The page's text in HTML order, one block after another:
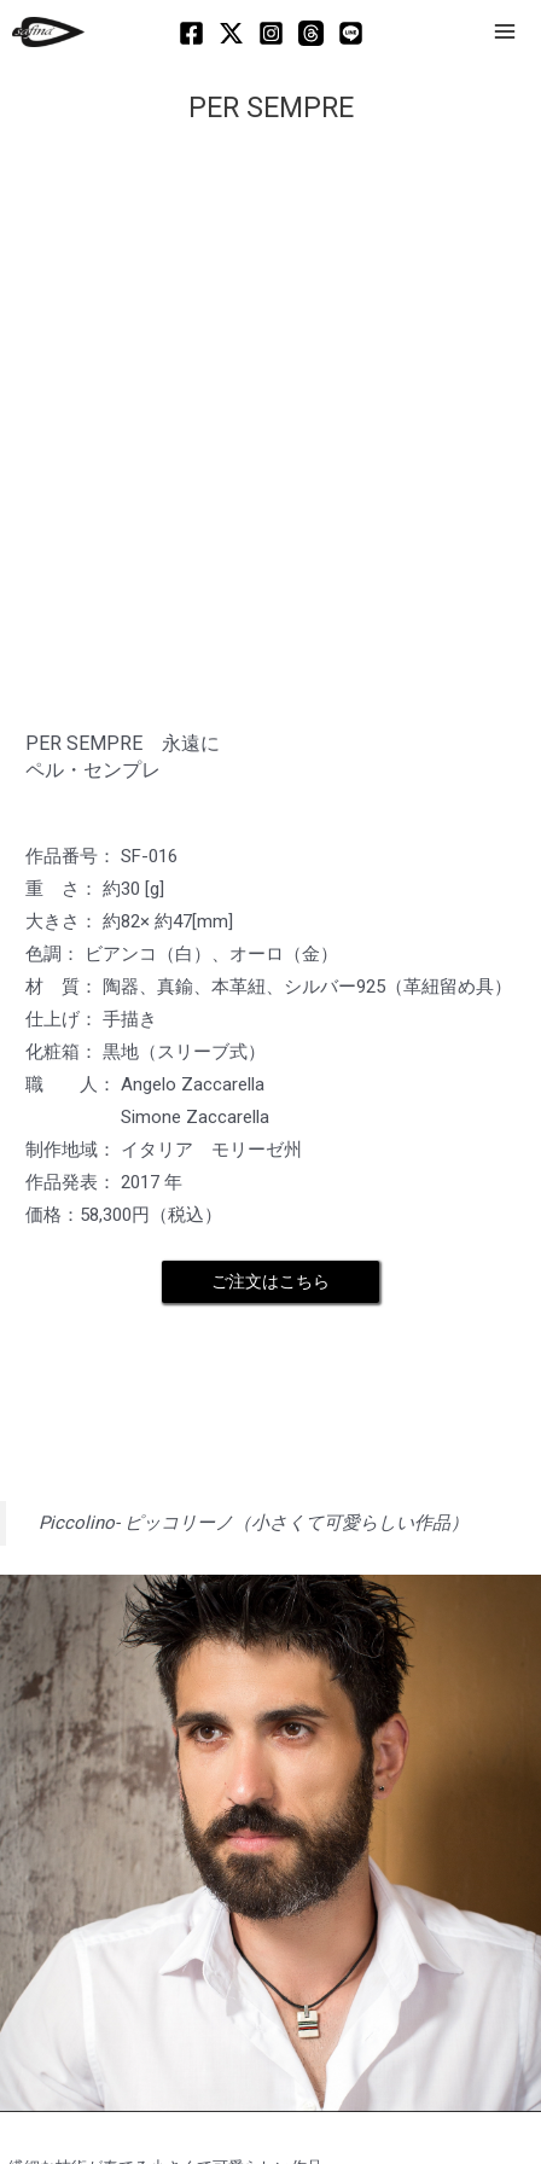
PER SEMPRE
PER SEMPRE 永遠に
ペル・センプレ
作品番号： SF-016
重 さ： 約30 [g]
大きさ： 約82× 約47[mm]
色調： ビアンコ（白）、オーロ（金）
材 質： 陶器、真鍮、本革紐、シルバー925（革紐留め具）
仕上げ： 手描き
化粧箱： 黒地（スリーブ式）
職 人： Angelo Zaccarella
Simone Zaccarella
制作地域： イタリア モリーゼ州
作品発表： 2017 年
価格：58,300円（税込）
ご注文はこちら
Piccolino- ピッコリーノ（小さくて可愛らしい作品）